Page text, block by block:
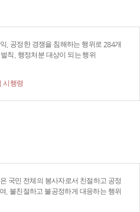
, 공정한 경쟁을 침해하는 행위로 284개
칙, 행정처분 대상이 되는 행위
시행령
국민 전체의 봉사자로서 친절하고 공정
, 불친절하고 불공정하게 대응하는 행위